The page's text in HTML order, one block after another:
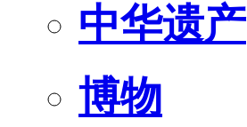
中华遗产
博物